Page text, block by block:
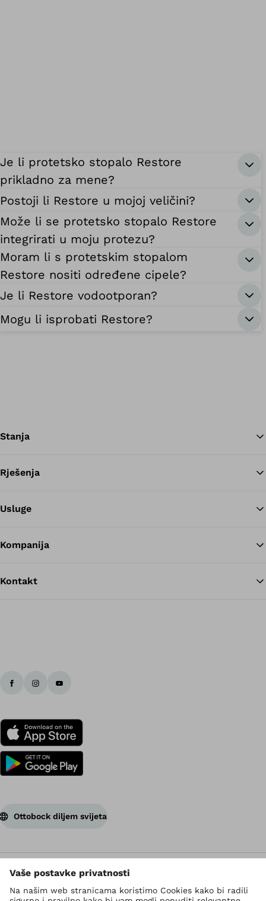
Je li protetsko stopalo Restore
prikladno za mene?
Postoji li Restore u mojoj veličini?
Može li se protetsko stopalo Restore
integrirati u moju protezu?
Moram li s protetskim stopalom
Restore nositi određene cipele?
Je li Restore vodootporan?
Mogu li isprobati Restore?
Stanja
Rješenja
Usluge
Kompanija
Kontakt
Ottobock diljem svijeta
Autorsko pravo ima Ottobock
Postavke zaštite podataka